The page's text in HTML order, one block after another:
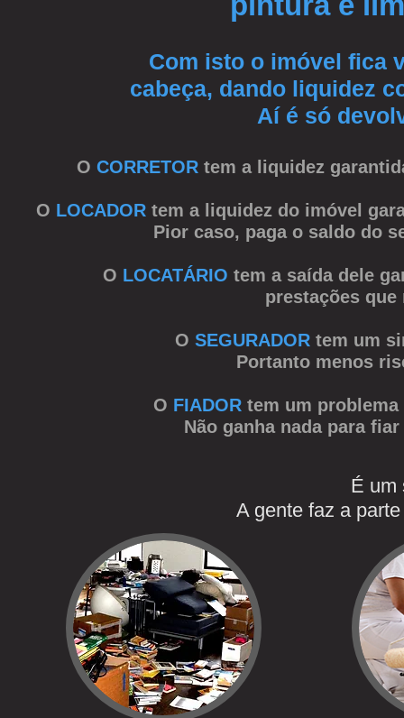
Com isto o imóvel fica
cabeça, dando liquidez
Aí é só
O CORRETORtem a liquidez
O LOCADORtem a liquidez do imóvel
Pior caso, paga o saldo do
O LOCATÁRIO tem a saída dele
prestações que
O SEGURADORtem um
Portanto menos
O FIADOR tem um
Não ganha nada para
É um
A gente faz a